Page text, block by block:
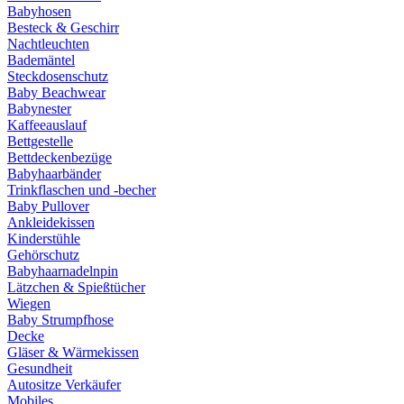
Babyhosen
Besteck & Geschirr
Nachtleuchten
Bademäntel
Steckdosenschutz
Baby Beachwear
Babynester
Kaffeeauslauf
Bettgestelle
Bettdeckenbezüge
Babyhaarbänder
Trinkflaschen und -becher
Baby Pullover
Ankleidekissen
Kinderstühle
Gehörschutz
Babyhaarnadelnpin
Lätzchen & Spießtücher
Wiegen
Baby Strumpfhose
Decke
Gläser & Wärmekissen
Gesundheit
Autositze Verkäufer
Mobiles